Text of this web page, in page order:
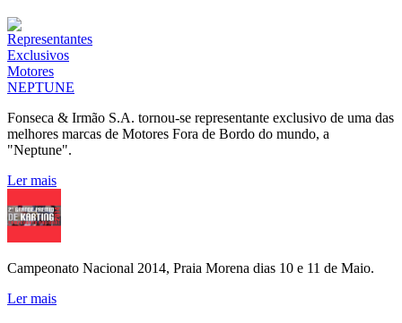
Fonseca & Irmão S.A. tornou-se representante exclusivo de uma das
melhores marcas de Motores Fora de Bordo do mundo, a
"Neptune".
Ler mais
Campeonato Nacional 2014, Praia Morena dias 10 e 11 de Maio.
Ler mais